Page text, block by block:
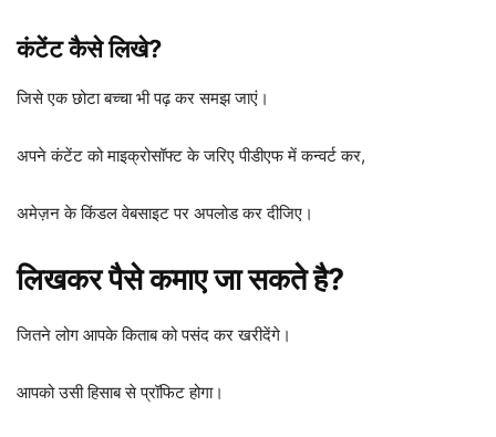
कंटेंट कैसे लिखे?
जिसे एक छोटा बच्चा भी पढ़ कर समझ जाएं।
अपने कंटेंट को माइक्रोसॉफ्ट के जरिए पीडीएफ में कन्वर्ट कर,
अमेज़न के किंडल वेबसाइट पर अपलोड कर दीजिए।
लिखकर पैसे कमाए जा सकते है?
जितने लोग आपके किताब को पसंद कर खरीदेंगे।
आपको उसी हिसाब से प्रॉफिट होगा।